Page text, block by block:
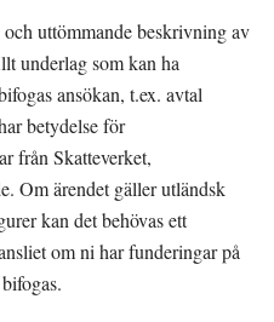
uttömmande beskrivning av
underlag som kan ha
ansökan, t.ex. avtal
betydelse för
från Skatteverket,
Om ärendet gäller utländsk
kan det behövas ett
om ni har funderingar på